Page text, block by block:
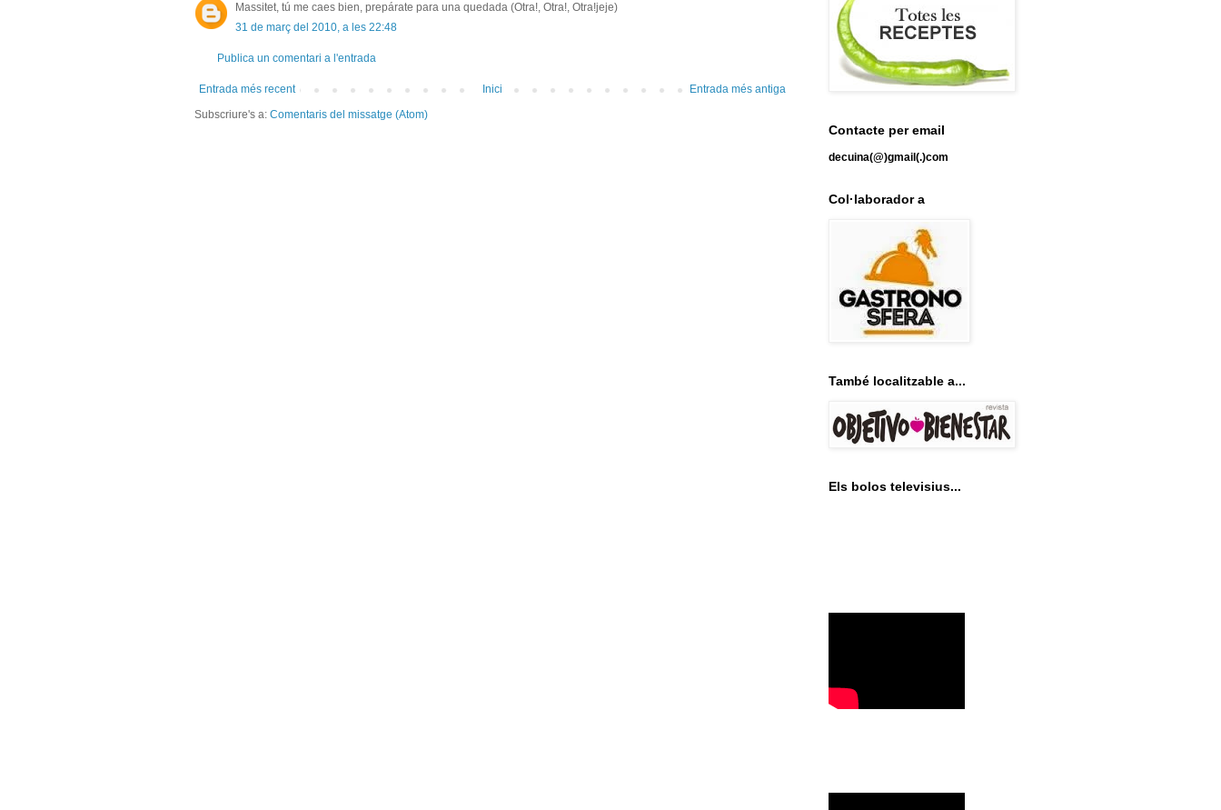
Massitet, tú me caes bien, prepárate para una quedada (Otra!, Otra!, Otra!jeje)
31 de març del 2010, a les 22:48
Publica un comentari a l'entrada
Entrada més recent Entrada més antiga
Inici
Subscriure's a: Comentaris del missatge (Atom)
Contacte per email
decuina(@)gmail(.)com
Col·laborador a
També localitzable a...
Els bolos televisius...